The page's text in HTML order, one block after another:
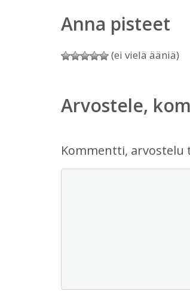
Anna pisteet
(ei vielä ääniä)
Arvostele,
Kommentti, arvostelu